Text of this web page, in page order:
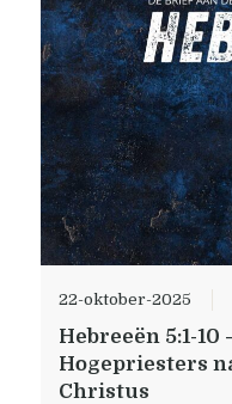
22-oktober-2025
Hebreeën 5:1-
Hogepriesters
Christus